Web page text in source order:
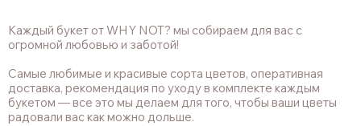
Каждый букет от WHY NOT? мы собираем для вас с
огромной любовью и заботой!
Самые любимые и красивые сорта цветов, оперативная
доставка, рекомендация по уходу в комплекте каждым
букетом — все это мы делаем для того, чтобы ваши цветы
радовали вас как можно дольше.